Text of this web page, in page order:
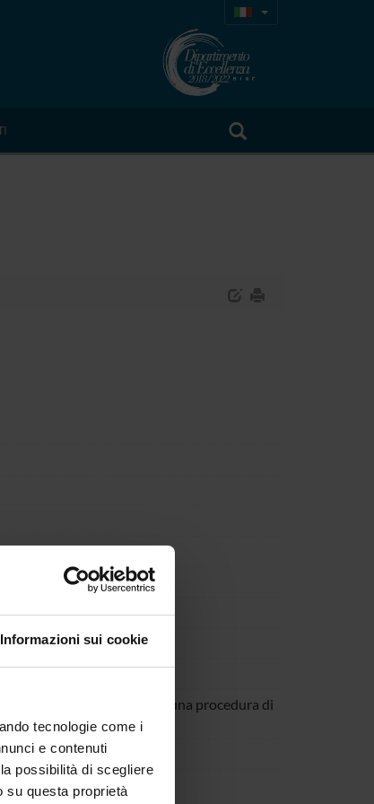
Informazioni sui cookie
tecnologie come i
e contenuti
possibilità di scegliere
su questa proprietà
in caso di riapertura di una procedura di